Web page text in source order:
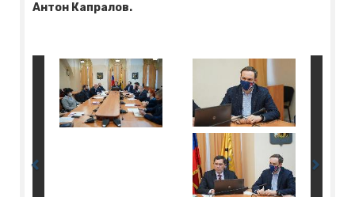
Антон Капралов.